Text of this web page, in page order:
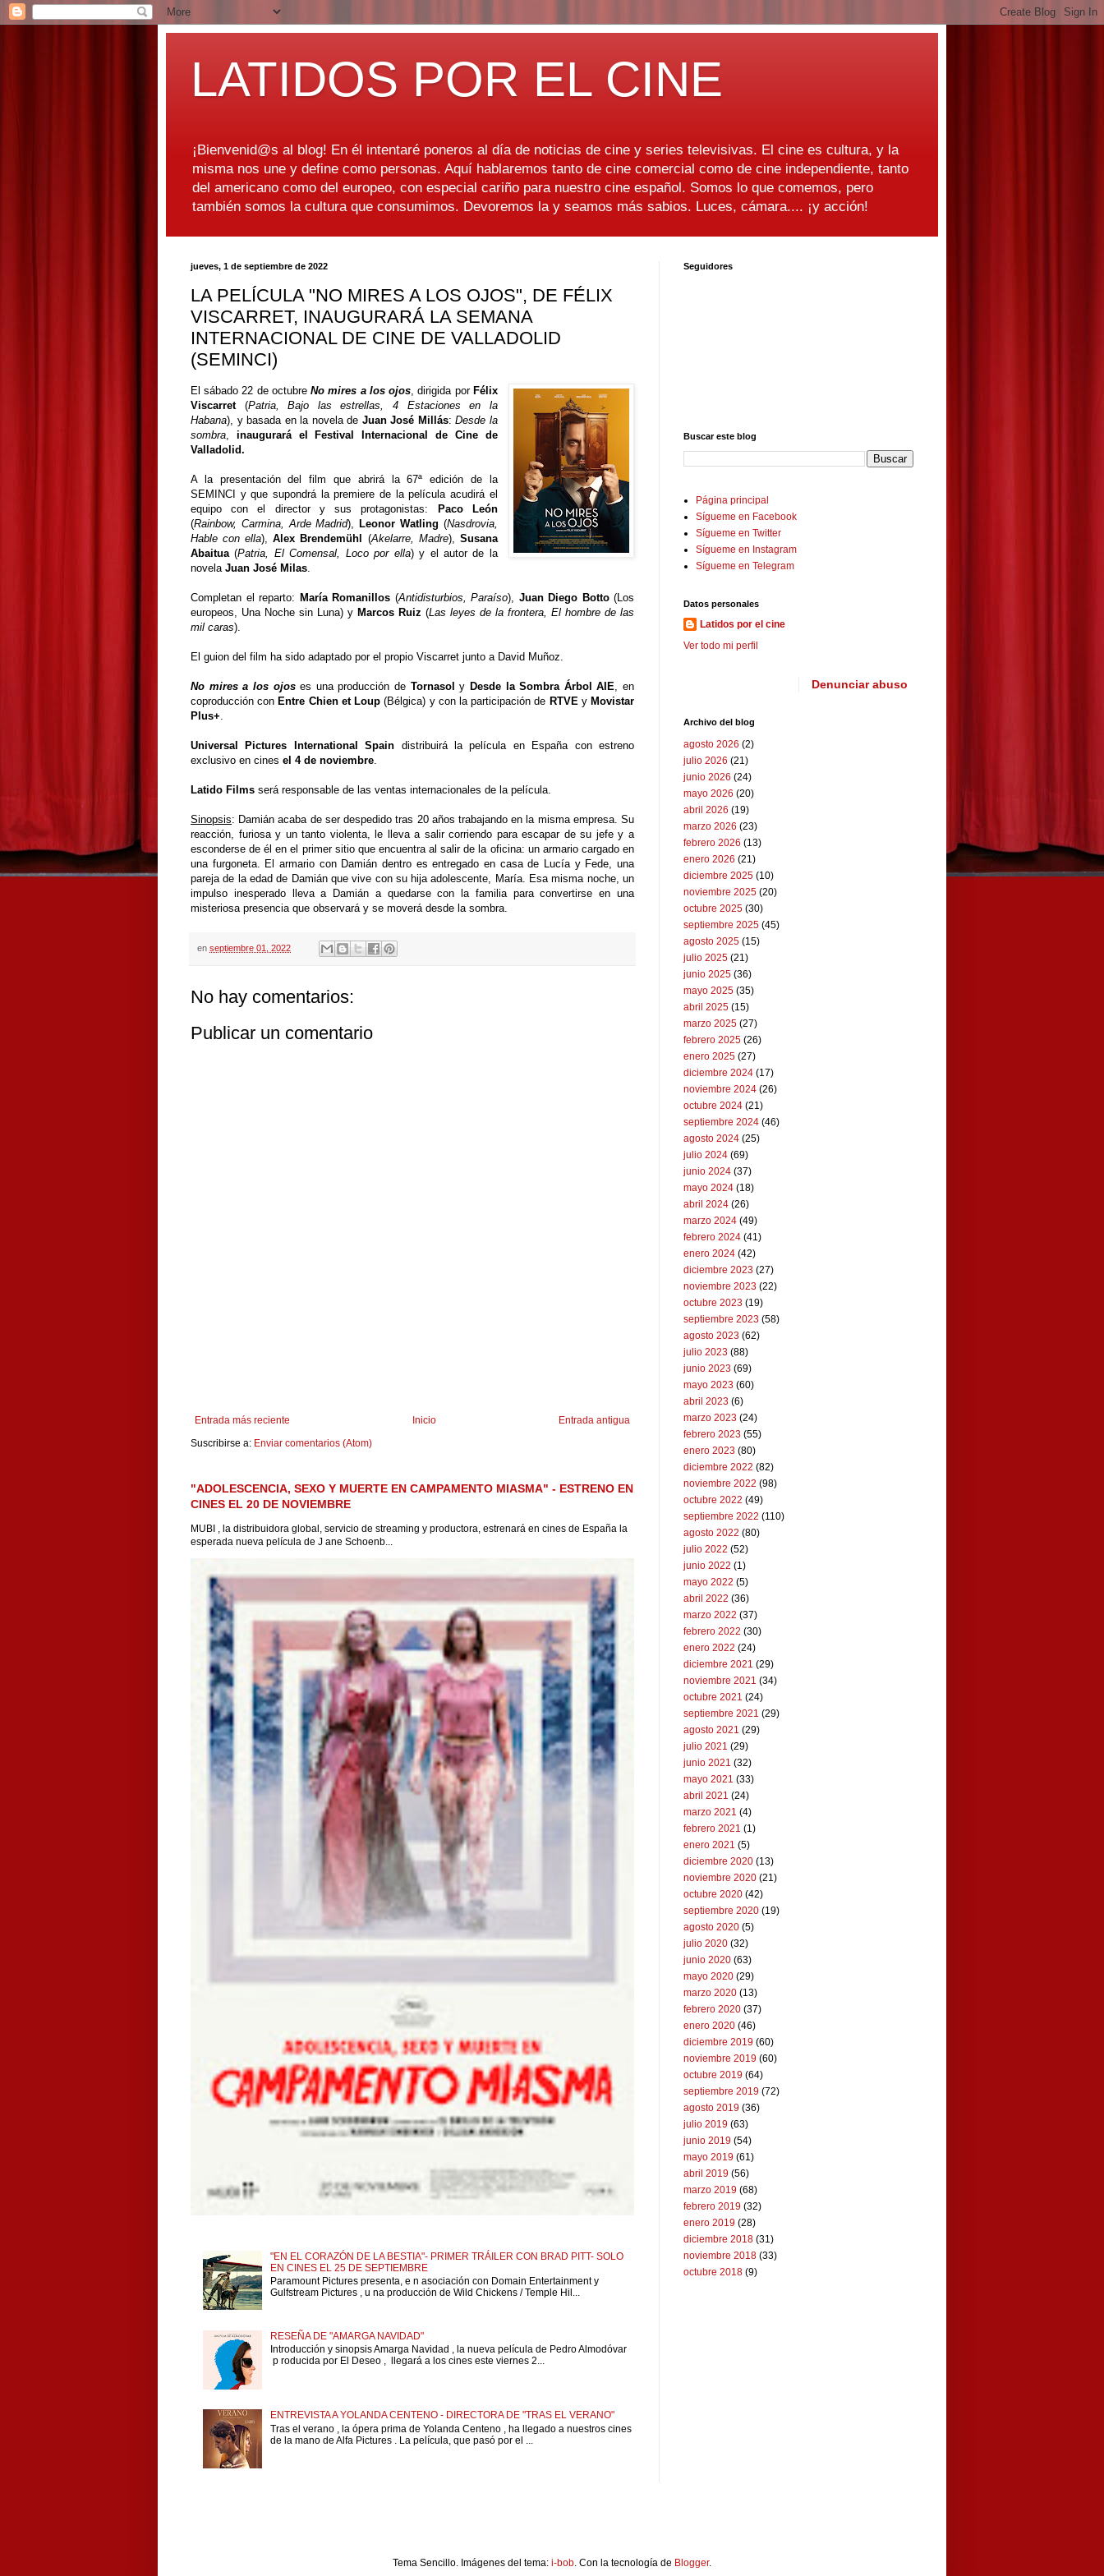
LATIDOS POR EL CINE
¡Bienvenid@s al blog! En él intentaré poneros al día de noticias de cine y series televisivas. El cine es cultura, y la
misma nos une y define como personas. Aquí hablaremos tanto de cine comercial como de cine independiente, tanto
del americano como del europeo, con especial cariño para nuestro cine español. Somos lo que comemos, pero
también somos la cultura que consumimos. Devoremos la y seamos más sabios. Luces, cámara.... ¡y acción!
jueves, 1 de septiembre de 2022
LA PELÍCULA "NO MIRES A LOS OJOS", DE FÉLIX
VISCARRET, INAUGURARÁ LA SEMANA
INTERNACIONAL DE CINE DE VALLADOLID
(SEMINCI)
El sábado 22 de octubreNo mires a los ojos, dirigida por Félix
Viscarret(Patria, Bajo las estrellas, 4 Estaciones en la
Habana), y basada en la novela de Juan José Millás:Desde la
sombra, inaugurará el Festival Internacional de Cine de
Valladolid.
A la presentación del film que abrirá la 67ª edición de la
SEMINCI y que supondrá la premiere de la película acudirá el
equipo con el director y sus protagonistas:
Paco León
(Rainbow, Carmina, Arde Madrid), Leonor Watling (Nasdrovia,
Hable con ella),Alex Brendemühl (Akelarre, Madre), Susana
Abaitua(Patria, El Comensal, Loco por ella) y el autor de la
novela Juan José Milas.
Completan el reparto: María Romanillos (Antidisturbios, Paraíso), Juan Diego Botto(Los
europeos, Una Noche sin Luna) y Marcos Ruiz (Las leyes de la frontera, El hombre de las
mil caras).
El guion del film ha sido adaptado por el propio Viscarret junto a David Muñoz.
No mires a los ojoses una producción de Tornasoly Desde la Sombra Árbol AIE, en
coproducción con Entre Chien et Loup (Bélgica) y con la participación de RTVE y Movistar
Plus+.
Universal Pictures International Spain distribuirá la película en España con estreno
exclusivo en cines el 4 de noviembre.
Latido Films será responsable de las ventas internacionales de la película.
Sinopsis: Damián acaba de ser despedido tras 20 años trabajando en la misma empresa. Su
reacción, furiosa y un tanto violenta, le lleva a salir corriendo para escapar de su jefe y a
esconderse de él en el primer sitio que encuentra al salir de la oficina: un armario cargado en
una furgoneta. El armario con Damián dentro es entregado en casa de Lucía y Fede, una
pareja de la edad de Damián que vive con su hija adolescente, María. Esa misma noche, un
impulso inesperado lleva a Damián a quedarse con la familia para convertirse en una
misteriosa presencia que observará y se moverá desde la sombra.
en septiembre 01, 2022
No hay comentarios:
Publicar un comentario
Entrada más reciente Entrada antigua
Inicio
Suscribirse a: Enviar comentarios (Atom)
"ADOLESCENCIA, SEXO Y MUERTE EN CAMPAMENTO MIASMA" - ESTRENO EN
CINES EL 20 DE NOVIEMBRE
MUBI , la distribuidora global, servicio de streaming y productora, estrenará en cines de España la
esperada nueva película de J ane Schoenb...
"EN EL CORAZÓN DE LA BESTIA"- PRIMER TRÁILER CON BRAD PITT- SOLO
EN CINES EL 25 DE SEPTIEMBRE
Paramount Pictures presenta, e n asociación con Domain Entertainment y
Gulfstream Pictures , u na producción de Wild Chickens / Temple Hil...
RESEÑA DE "AMARGA NAVIDAD"
Introducción y sinopsis Amarga Navidad , la nueva película de Pedro Almodóvar
p roducida por El Deseo , llegará a los cines este viernes 2...
ENTREVISTA A YOLANDA CENTENO - DIRECTORA DE "TRAS EL VERANO"
Tras el verano , la ópera prima de Yolanda Centeno , ha llegado a nuestros cines
de la mano de Alfa Pictures . La película, que pasó por el ...
Seguidores
Buscar este blog
Página principal
Sígueme en Facebook
Sígueme en Twitter
Sígueme en Instagram
Sígueme en Telegram
Datos personales
Latidos por el cine
Ver todo mi perfil
Denunciar abuso
Archivo del blog
agosto 2026 (2)
julio 2026 (21)
junio 2026 (24)
mayo 2026 (20)
abril 2026 (19)
marzo 2026 (23)
febrero 2026 (13)
enero 2026 (21)
diciembre 2025 (10)
noviembre 2025 (20)
octubre 2025 (30)
septiembre 2025 (45)
agosto 2025 (15)
julio 2025 (21)
junio 2025 (36)
mayo 2025 (35)
abril 2025 (15)
marzo 2025 (27)
febrero 2025 (26)
enero 2025 (27)
diciembre 2024 (17)
noviembre 2024 (26)
octubre 2024 (21)
septiembre 2024 (46)
agosto 2024 (25)
julio 2024 (69)
junio 2024 (37)
mayo 2024 (18)
abril 2024 (26)
marzo 2024 (49)
febrero 2024 (41)
enero 2024 (42)
diciembre 2023 (27)
noviembre 2023 (22)
octubre 2023 (19)
septiembre 2023 (58)
agosto 2023 (62)
julio 2023 (88)
junio 2023 (69)
mayo 2023 (60)
abril 2023 (6)
marzo 2023 (24)
febrero 2023 (55)
enero 2023 (80)
diciembre 2022 (82)
noviembre 2022 (98)
octubre 2022 (49)
septiembre 2022 (110)
agosto 2022 (80)
julio 2022 (52)
junio 2022 (1)
mayo 2022 (5)
abril 2022 (36)
marzo 2022 (37)
febrero 2022 (30)
enero 2022 (24)
diciembre 2021 (29)
noviembre 2021 (34)
octubre 2021 (24)
septiembre 2021 (29)
agosto 2021 (29)
julio 2021 (29)
junio 2021 (32)
mayo 2021 (33)
abril 2021 (24)
marzo 2021 (4)
febrero 2021 (1)
enero 2021 (5)
diciembre 2020 (13)
noviembre 2020 (21)
octubre 2020 (42)
septiembre 2020 (19)
agosto 2020 (5)
julio 2020 (32)
junio 2020 (63)
mayo 2020 (29)
marzo 2020 (13)
febrero 2020 (37)
enero 2020 (46)
diciembre 2019 (60)
noviembre 2019 (60)
octubre 2019 (64)
septiembre 2019 (72)
agosto 2019 (36)
julio 2019 (63)
junio 2019 (54)
mayo 2019 (61)
abril 2019 (56)
marzo 2019 (68)
febrero 2019 (32)
enero 2019 (28)
diciembre 2018 (31)
noviembre 2018 (33)
octubre 2018 (9)
Tema Sencillo. Imágenes del tema: i-bob. Con la tecnología de Blogger.